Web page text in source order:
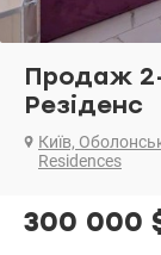
Продаж
Резіденс
Київ,
Residences
300 000